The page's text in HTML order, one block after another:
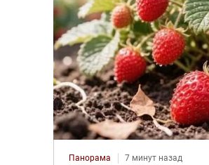
Панорама 7 минут назад